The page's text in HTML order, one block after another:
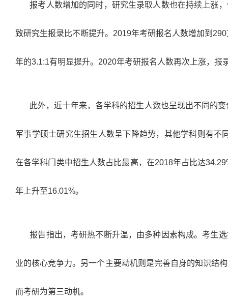
报考人数增加的同时，研究生录取人数也在持续上涨
致研究生报录比不断提升。 2019年考研报名人数增加到 290
年的3.1:1有明显提升。 2020年考研报名人数再次上涨，报
此外，近十年来，各学科的招生人数也呈现出不同的
军事学硕士研究生招生人数呈下降趋势，其他学科则有不
在各学科门类中招生人数占比最高，在2018年占比达
年上升至16.01%。
报告指出，考研热不断升温，由多种因素构成。考生
业的核心竞争力。另一个主要动机则是完善自身的知识结
而考研为第三动机。